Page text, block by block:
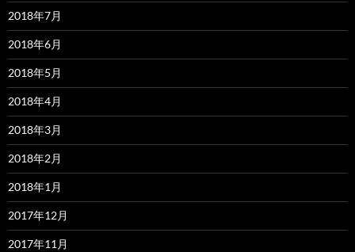
2018年7月
2018年6月
2018年5月
2018年4月
2018年3月
2018年2月
2018年1月
2017年12月
2017年11月